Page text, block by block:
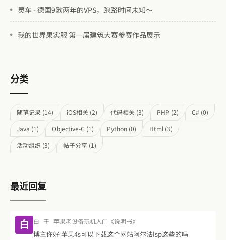
灵车 - 德国9欧两年的VPS，跑路时间未知～
我的世界果实服 第一届建筑大赛参赛作品展示
分类
随笔记录 (14) iOS相关 (2) 代码相关 (3) PHP (2)
C# (0)
Java (1)
Objective-C (1) Python (0)
Html (3)
活动组织 (3)
帖子分享 (1)
最近回复
白 白 于 苹果老设备玩机入门《说明书》
博主你好 苹果4s可以下载这个网站阿尔法lsp这些的吗